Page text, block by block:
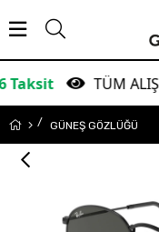
TÜM
GÜNEŞ GÖZLÜĞÜ